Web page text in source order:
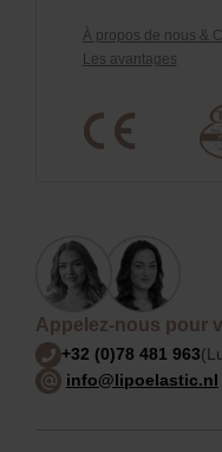
À propos de nous &
Les avantages
Appelez-nous pour
+32 (0)78 481 963
info@lipoelastic.nl